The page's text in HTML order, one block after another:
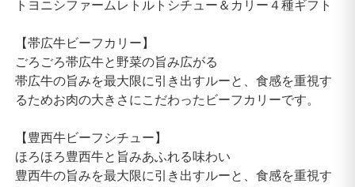
トヨニシファームレトルトシチュー＆カリー４種ギフト
【帯広牛ビーフカリー】
ごろごろ帯広牛と野菜の旨み広がる
帯広牛の旨みを最大限に引き出すルーと、食感を重視す
るためお肉の大きさにこだわったビーフカリーです。
【豊西牛ビーフシチュー】
ほろほろ豊西牛と旨みあふれる味わい
豊西牛の旨みを最大限に引き出すルーと、食感を重視す